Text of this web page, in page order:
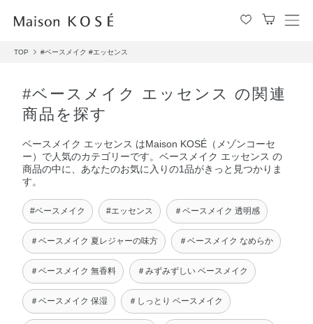
メ
TOP #ベースメイク #エッセンス
#ベースメイク エッセンス の関連
商品を探す
ベースメイク エッセンス はMaison KOSÉ（メゾンコーセ
ー）で人気のカテゴリーです。ベースメイク エッセンス の
商品の中に、あなたのお気に入りの1品がきっと見つかりま
す。
#ベースメイク #エッセンス ＃ベースメイク 透明感
＃ベースメイク 夏レジャーの味方 ＃ベースメイク なめらか
＃ベースメイク 無香料 ＃みずみずしい ベースメイク
＃ベースメイク 保湿 ＃しっとり ベースメイク